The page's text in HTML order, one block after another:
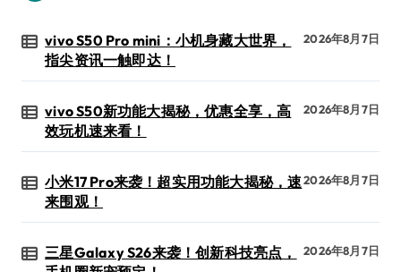
vivo S50 Pro mini：小机身藏大世界，
指尖资讯一触即达！
2026年8月7日
vivo S50新功能大揭秘，优惠全享，高
效玩机速来看！
2026年8月7日
小米17 Pro来袭！超实用功能大揭秘，速
来围观！
2026年8月7日
三星Galaxy S26来袭！创新科技亮点，
2026年8月7日